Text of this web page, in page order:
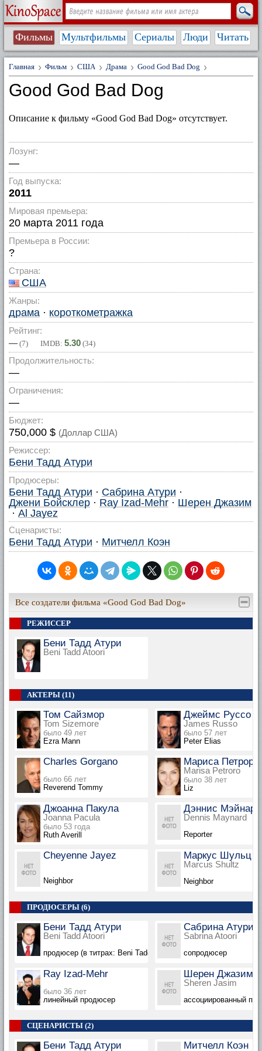
Фильмы Мультфильмы Сериалы Люди Читать
Главная Фильм США Драма Good God Bad Dog
Good God Bad Dog
Описание к фильму «Good God Bad Dog» отсутствует.
Лозунг:
—
Год выпуска:
2011
Мировая премьера:
20 марта 2011 года
Премьера в России:
?
Страна:
США
Жанры:
драма · короткометражка
Рейтинг:
— (7) IMDB: 5.30 (34)
Продолжительность:
—
Ограничения:
—
Бюджет:
750,000 $ (Доллар США)
Режиссер:
Бени Тадд Атури
Продюсеры:
Бени Тадд Атури · Сабрина Атури ·
Джени Бойсклер · Ray Izad-Mehr · Шерен Джазим
· Al Jayez
Сценаристы:
Бени Тадд Атури · Митчелл Коэн
Все создатели фильма «Good God Bad Dog»
РЕЖИССЕР
Бени Тадд Атури
Beni Tadd Atoori
АКТЕРЫ (11)
Том Сайзмор
Tom Sizemore
было 49 лет
Ezra Mann
Джеймс Руссо
James Russo
было 57 лет
Peter Elias
Charles Gorgano
было 66 лет
Reverend Tommy
Мариса Петроро
Marisa Petroro
было 38 лет
Liz
Джоанна Пакула
Joanna Pacula
было 53 года
Ruth Averill
Дэннис Мэйнард
Dennis Maynard
Reporter
Cheyenne Jayez
Neighbor
Маркус Шульц
Marcus Shultz
Neighbor
ПРОДЮСЕРЫ (6)
Бени Тадд Атури
Beni Tadd Atoori
продюсер (в титрах: Beni Tadd Atoori)
Сабрина Атури
Sabrina Atoori
сопродюсер
Ray Izad-Mehr
было 36 лет
линейный продюсер
Шерен Джазим
Sheren Jasim
ассоциированный
СЦЕНАРИСТЫ (2)
Бени Тадд Атури Митчелл Коэн